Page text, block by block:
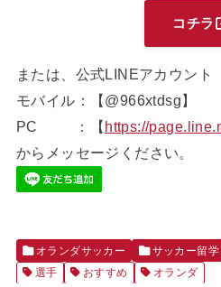
コチラ
または、公式LINEアカウント
モバイル：【@966xtdsg】
PC ：【https://
からメッセージください。
オランダサッカー
サッカー留学
選手
おすすめ オランダ